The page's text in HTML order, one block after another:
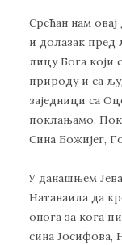
Срећан нам
и долазак пред
лицу Бога који
природу и са
заједници са
поклањамо.
Сина Божијег,
У данашњем
Натанаила да
онога за кога
сина Јосифова,